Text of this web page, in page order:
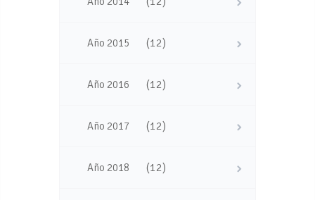
Año 2015 (12)
Año 2016 (12)
Año 2017 (12)
Año 2018 (12)